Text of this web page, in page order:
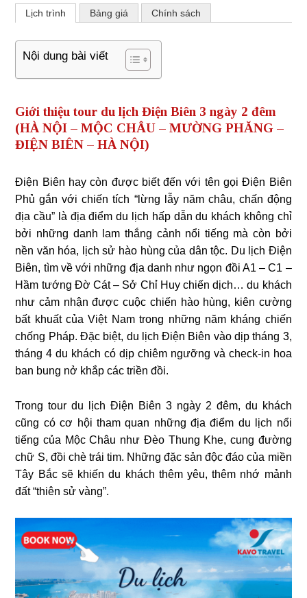
Lịch trình Bảng giá Chính sách
Nội dung bài viết
Giới thiệu tour du lịch Điện Biên 3 ngày 2 đêm
(HÀ NỘI – MỘC CHÂU – MƯỜNG PHĂNG –
ĐIỆN BIÊN – HÀ NỘI)
Điện Biên hay còn được biết đến với tên gọi Điện Biên
Phủ gắn với chiến tích “lừng lẫy năm châu, chấn động
địa cầu” là địa điểm du lịch hấp dẫn du khách không chỉ
bởi những danh lam thắng cảnh nổi tiếng mà còn bởi
nền văn hóa, lịch sử hào hùng của dân tộc. Du lịch Điện
Biên, tìm về với những địa danh như ngọn đồi A1 – C1 –
Hầm tướng Đờ Cát – Sở Chỉ Huy chiến dịch… du khách
như cảm nhận được cuộc chiến hào hùng, kiên cường
bất khuất của Việt Nam trong những năm kháng chiến
chống Pháp. Đặc biệt, du lịch Điện Biên vào dịp tháng 3,
tháng 4 du khách có dịp chiêm ngưỡng và check-in hoa
ban bung nở khắp các triền đồi.
Trong tour du lịch Điện Biên 3 ngày 2 đêm, du khách
cũng có cơ hội tham quan những địa điểm du lịch nổi
tiếng của Mộc Châu như Đèo Thung Khe, cung đường
chữ S, đồi chè trái tim. Những đặc sản độc đáo của miền
Tây Bắc sẽ khiến du khách thêm yêu, thêm nhớ mảnh
đất “thiên sử vàng”.